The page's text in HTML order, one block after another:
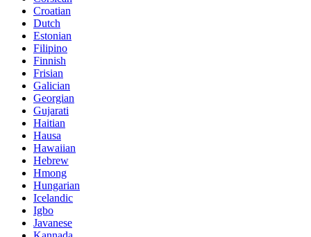
Croatian
Dutch
Estonian
Filipino
Finnish
Frisian
Galician
Georgian
Gujarati
Haitian
Hausa
Hawaiian
Hebrew
Hmong
Hungarian
Icelandic
Igbo
Javanese